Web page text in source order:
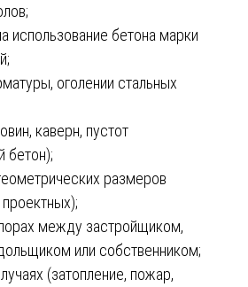
использование бетона марки
оголении стальных
каверн, пустот
бетон);
размеров
между застройщиком,
или собственником;
(затопление, пожар,